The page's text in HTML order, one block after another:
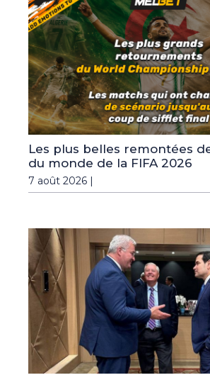
Les plus belles remontées
du monde de la FIFA 2026
7 août 2026 |